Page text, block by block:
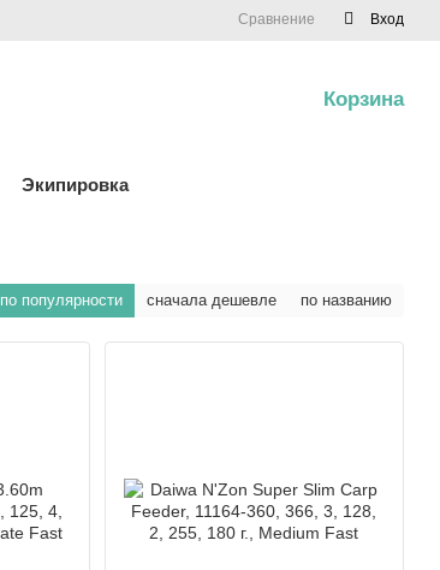
Сравнение Вход
Корзина
Экипировка
по популярности сначала дешевле по названию